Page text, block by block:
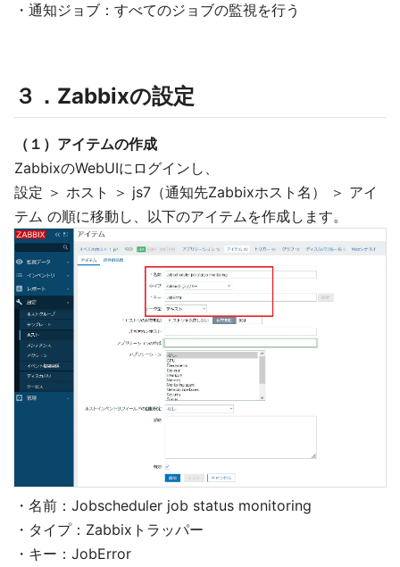
・通知ジョブ：すべてのジョブの監視を行う
３．Zabbixの設定
（１）アイテムの作成
ZabbixのWebUIにログインし、
設定 ＞ ホスト ＞ js7（通知先Zabbixホスト名） ＞ アイ
テム の順に移動し、以下のアイテムを作成します。
・名前：Jobscheduler job status monitoring
・タイプ：Zabbixトラッパー
・キー：JobError